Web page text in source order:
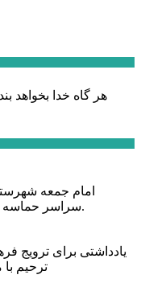
هر گاه خدا بخواهد
امام جمعه
سراسر حماسه خونخواهی و مرگ بر آمریکا و اسرائیل بود.
یادداشتی برای ترویج
ترحیم